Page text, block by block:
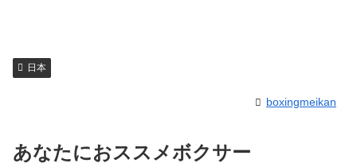
日本
boxingmeikan
あなたにおススメボクサー